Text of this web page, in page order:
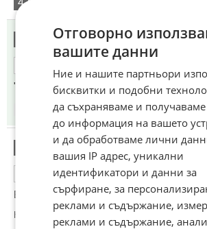
Леле ,
" Партизанска война с маркуч в ръка" ...
08.07.2025
Така ви се пада
ОТГОВОР
България в Еврозоната а?
Коментиран от
Отговорно
вашите данни
Ние и нашите партньори
бисквитки и подобни
да съхраняваме и
до информация на вашето
и да обработваме лични
вашия IP адрес, уникални
идентификатори и данни за
сърфиране, за
реклами и съдържание,
реклами и съдържание,